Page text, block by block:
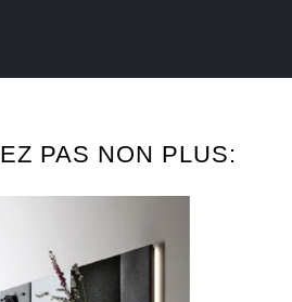
PAS NON PLUS: